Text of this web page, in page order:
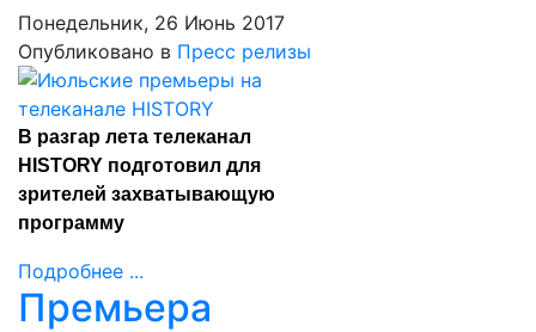
Понедельник, 26 Июнь 2017
Опубликовано в Пресс релизы
В разгар лета телеканал
HISTORY подготовил для
зрителей захватывающую
программу
Подробнее ...
Премьера